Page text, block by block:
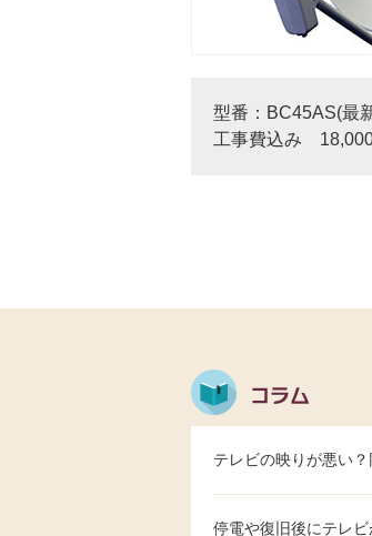
型番：BC45AS(最
工事費込み
テレビの映りが悪い
停電や復旧後にテレ